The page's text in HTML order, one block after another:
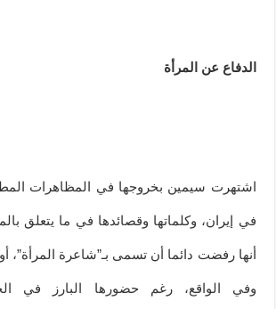
الدفاع عن المرأة
اشتهرت سيمين بخروجها في المظاهرات
في إيران، وكلماتها وقصائدها في ما يتعلق
أنها رفضت دائما أن تسمى بـ”شاعرة المرأة”،
وفي الواقع، رغم حضورها البارز في